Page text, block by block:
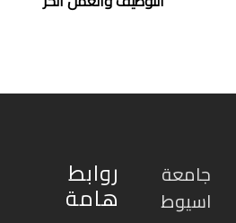
جامعة
اسيوط
روابط
هامة